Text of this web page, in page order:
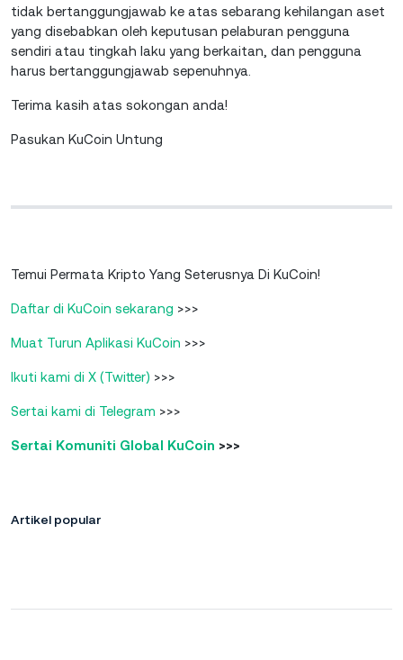
tidak bertanggungjawab ke atas sebarang kehilangan aset
yang disebabkan oleh keputusan pelaburan pengguna
sendiri atau tingkah laku yang berkaitan, dan pengguna
harus bertanggungjawab sepenuhnya.
Terima kasih atas sokongan anda!
Pasukan KuCoin Untung
Temui Permata Kripto Yang Seterusnya Di KuCoin!
Daftar di KuCoin sekarang >>>
Muat Turun Aplikasi KuCoin >>>
Ikuti kami di X (Twitter) >>>
Sertai kami di Telegram >>>
Sertai Komuniti Global KuCoin >>>
Artikel popular